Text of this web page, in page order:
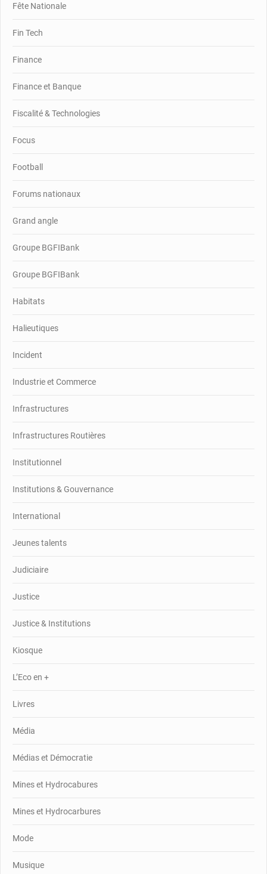
Fête Nationale
Fin Tech
Finance
Finance et Banque
Fiscalité & Technologies
Focus
Football
Forums nationaux
Grand angle
Groupe BGFIBank
Groupe BGFIBank
Habitats
Halieutiques
Incident
Industrie et Commerce
Infrastructures
Infrastructures Routières
Institutionnel
Institutions & Gouvernance
International
Jeunes talents
Judiciaire
Justice
Justice & Institutions
Kiosque
L’Eco en +
Livres
Média
Médias et Démocratie
Mines et Hydrocabures
Mines et Hydrocarbures
Mode
Musique